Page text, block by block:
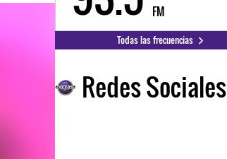
FM
Todas las frecuencias
Redes Sociales